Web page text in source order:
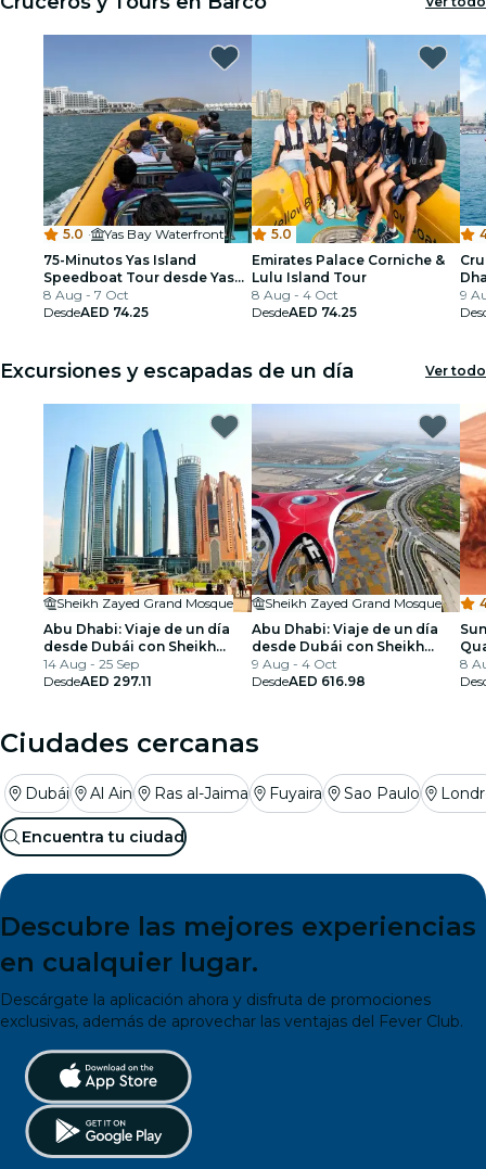
5.0 ·
Yas Bay Waterfront
75-Minutos Yas Island
Speedboat Tour desde Yas
Bay
8 Aug - 7 Oct
DesdeAED 74.25
5.0
Emirates Palace Corniche &
Lulu Island Tour
8 Aug - 4 Oct
DesdeAED 74.25
9
Excursiones y escapadas de un día Ver todo
Sheikh Zayed Grand Mosque
Abu Dhabi: Viaje de un día
desde Dubái con Sheikh
Zayed Mosque y Gulf Coast
14 Aug - 25 Sep
DesdeAED 297.11
Sheikh Zayed Grand Mosque
Abu Dhabi: Viaje de un día
desde Dubái con Sheikh
Zayed Mosque y Ferrari
World
9 Aug - 4 Oct
DesdeAED 616.98
en
8
Ciudades cercanas
Dubái Al Ain Ras al-Jaima Fuyaira Sao Paulo
Encuentra tu ciudad
Descubre las mejores experiencias
en cualquier lugar.
Descárgate la aplicación ahora y disfruta de promociones
exclusivas, además de aprovechar las ventajas del Fever Club.